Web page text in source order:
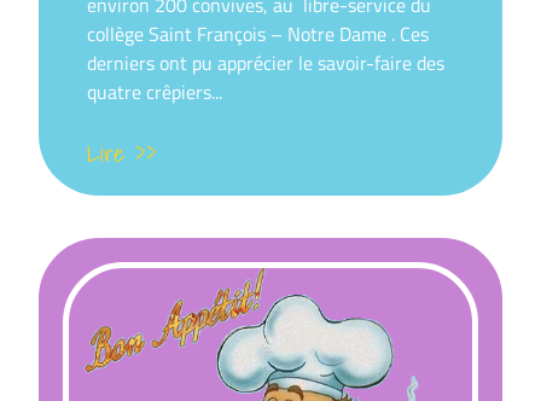
collège Saint François – Notre Dame . Ces
derniers ont pu apprécier le savoir-faire des
quatre crêpiers...
Lire >>